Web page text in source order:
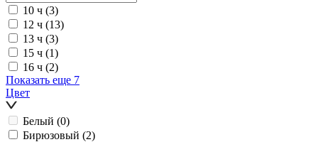
10 ч (3)
12 ч (13)
13 ч (3)
15 ч (1)
16 ч (2)
Показать еще 7
Цвет
Белый (0)
Бирюзовый (2)